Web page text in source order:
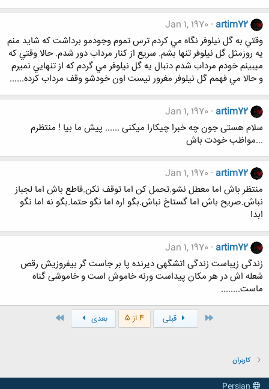
artim72
Jan 1, 1970
وقتي به گل نيلوفر نگاه مي کردم ترس تموم وجودمو برداشت که شايد منم
يه روزمثل گل نيلوفر تنها بشم. سريع از کنار مرداب دور شدم. حالا وقتي که
ميبينم خودم مرداب شدم دنبال يه گل نيلوفر مي گردم که از تنهايي نميرم
و حالا مي فهمم گل نيلوفر مغرور نيست اون خودشو وقف مرداب کرده......
artim72
Jan 1, 1970
سلام هستی جون چه خبرا چیکارا میکنی ...... پیش ما بیا ! منتظرم
...مواظب خودت باش
artim72
Jan 1, 1970
منتظر باش اما معطل نشو.تحمل کن اما توقف نکن.قاطع باش اما لجباز
نباش.صريح باش اما گستاخ نباش.بگو اره اما نگو حتما.بگو نه اما نگو
ابدا
artim72
Jan 1, 1970
زندگی زیباست زندگی اتشگهی دیرنده پا بر جاست گر بیفروزیش رقص
شعله اش در هر مکان پیداست ورنه خاموش است و خاموشی گناه
ماست........
قبلی 4 از 5 بعدی
کاربران